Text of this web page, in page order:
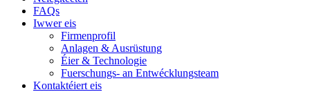
FAQs
Iwwer eis
Firmenprofil
Anlagen & Ausrüstung
Éier & Technologie
Fuerschungs- an Entwécklungsteam
Kontaktéiert eis